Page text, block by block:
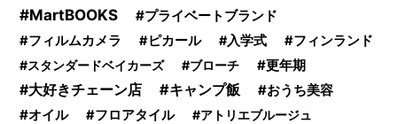
MartBOOKS プライベートブランド
フィルムカメラ ピカール 入学式 フィンランド
スタンダードベイカーズ ブローチ
更年期
大好きチェーン店
キャンプ飯
おうち美容
オイル
フロアタイル アトリエブルージュ